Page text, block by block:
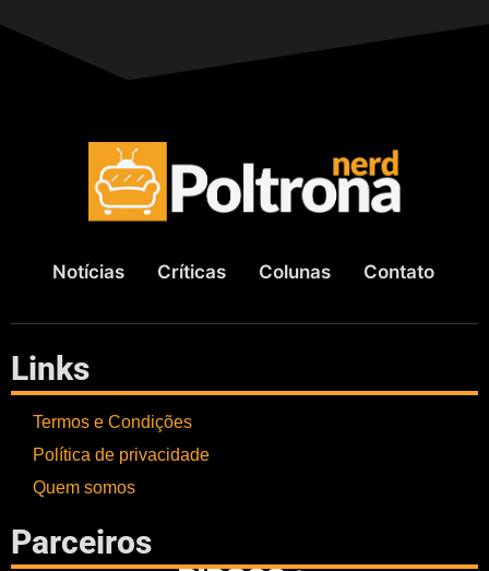
Notícias Críticas Colunas Contato
Links
Termos e Condições
Política de privacidade
Quem somos
Parceiros